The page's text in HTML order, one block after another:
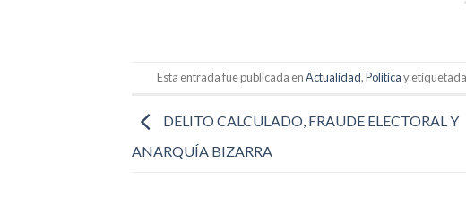
Esta entrada fue publicada enActualidad,Políticay
DELITO CALCULADO, FRAUDE ELECTORAL Y
ANARQUÍA BIZARRA